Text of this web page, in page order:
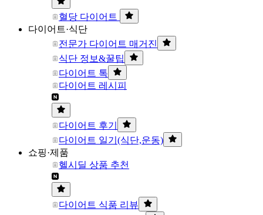
혈당 다이어트
다이어트·식단
전문가 다이어트 매거진
식단 정보&꿀팁
다이어트 톡
다이어트 레시피
다이어트 후기
다이어트 일기(식단,운동)
쇼핑·제품
헬시딜 상품 추천
다이어트 식품 리뷰